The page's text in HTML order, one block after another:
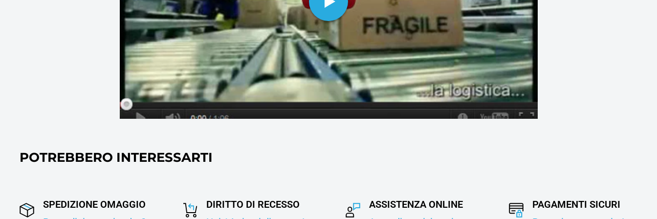
POTREBBERO INTERESSARTI
SPEDIZIONE OMAGGIO
DIRITTO DI RECESSO
ASSISTENZA ONLINE
PAGAMENTI SICURI